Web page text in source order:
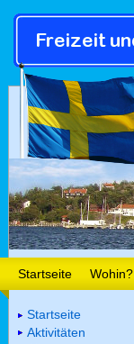
Startseite Wohin?
Startseite
Aktivitäten